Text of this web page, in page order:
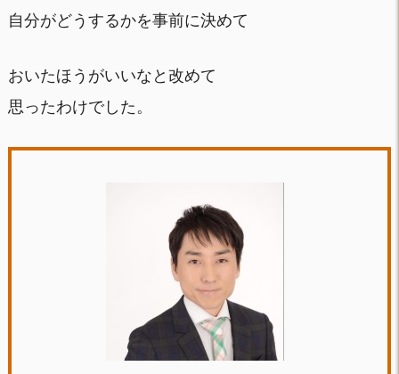
自分がどうするかを事前に決めて
おいたほうがいいなと改めて
思ったわけでした。